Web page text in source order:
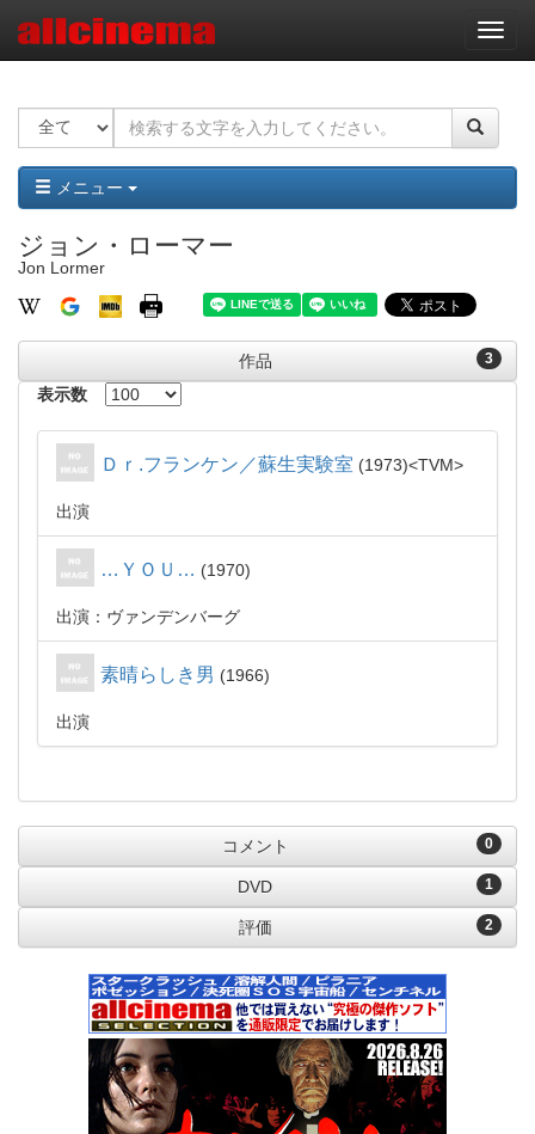
ナ
ビ
ー
ョ
ン
メニュー
ジョン・ローマー
Jon Lormer
3
作品
表示数
Ｄｒ.フランケン／蘇生実験室 1973 TVM
出演
…ＹＯＵ… 1970
出演：ヴァンデンバーグ
素晴らしき男 1966
出演
0
コメント
1
DVD
2
評価